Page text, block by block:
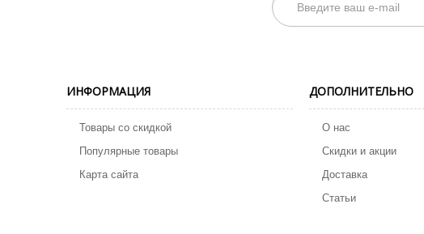
ИНФОРМАЦИЯ
Товары со скидкой
Популярные товары
Карта сайта
ДОПОЛНИТЕЛЬНО
О нас
Скидки и акции
Доставка
Статьи